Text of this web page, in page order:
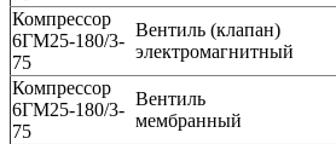
Компрессор
6ГМ25-180/3-
75
Вентиль (клапан)
электромагнитный
Компрессор
6ГМ25-180/3-
75
Вентиль
мембранный